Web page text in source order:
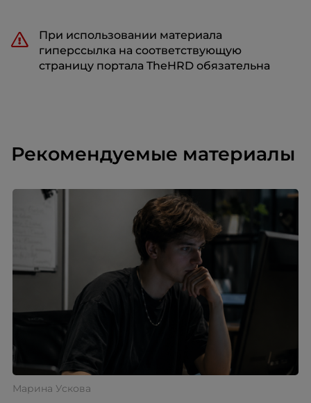
При использовании материала
гиперссылка на соответствующую
страницу портала TheHRD обязательна
Рекомендуемые материалы
Марина Ускова